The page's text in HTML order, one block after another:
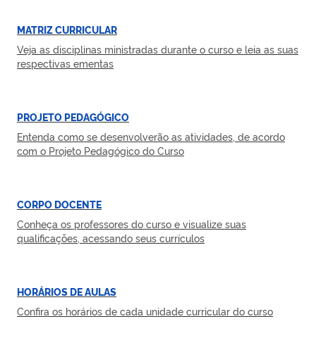
MATRIZ CURRICULAR
Veja as disciplinas ministradas durante o curso e leia as suas
respectivas ementas
PROJETO PEDAGÓGICO
Entenda como se desenvolverão as atividades, de acordo
com o Projeto Pedagógico do Curso
CORPO DOCENTE
Conheça os professores do curso e visualize suas
qualificações, acessando seus currículos
HORÁRIOS DE AULAS
Confira os horários de cada unidade curricular do curso